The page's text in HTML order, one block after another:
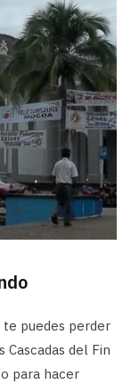
te puedes perder
del Fin
para hacer